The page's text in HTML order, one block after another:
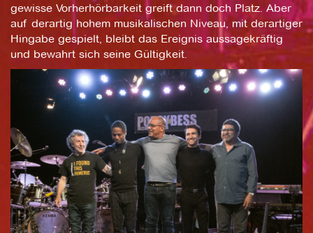
gewisse Vorherhörbarkeit greift dann doch Platz. Aber
auf derartig hohem musikalischen Niveau, mit derartiger
Hingabe gespielt, bleibt das Ereignis aussagekräftig
und bewahrt sich seine Gültigkeit.